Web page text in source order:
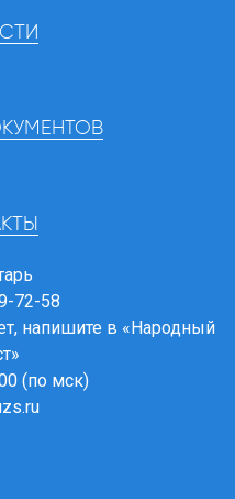
72-58
напишите в «Народный
(по мск)